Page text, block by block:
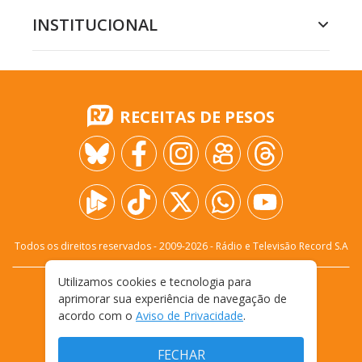
INSTITUCIONAL
RECEITAS DE PESOS
Todos os direitos reservados - 2009-2026- Rádio e Televisão Record S.A
FALE CONOSCO
PRIVACIDADE
TERMOS E CONDIÇÕES DE USO
Utilizamos cookies e tecnologia para
aprimorar sua experiência de navegação de
acordo com o Aviso de Privacidade.
FECHAR